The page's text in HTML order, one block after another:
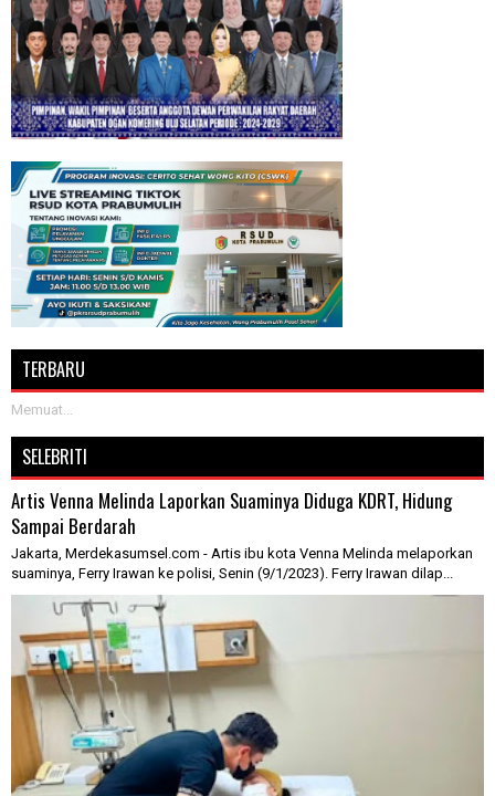
TERBARU
Memuat...
SELEBRITI
Artis Venna Melinda Laporkan Suaminya Diduga KDRT, Hidung
Sampai Berdarah
Jakarta, Merdekasumsel.com - Artis ibu kota Venna Melinda melaporkan
suaminya, Ferry Irawan ke polisi, Senin (9/1/2023). Ferry Irawan dilap...